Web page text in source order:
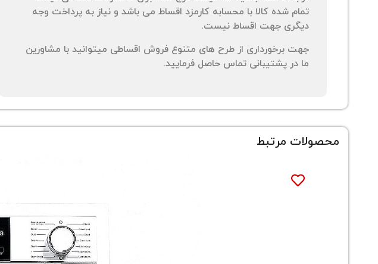
تمام شده کالا با محسابه کارمزد اقساط می باشد و نیاز به پرداخت وجه
دیگری جهت اقساط نیست.
جهت برخورداری از طرح های متنوع فروش اقساطی میتوانید با مشاورین
ما در پشتیبانی تماس حاصل فرمایید.
محصولات مرتبط